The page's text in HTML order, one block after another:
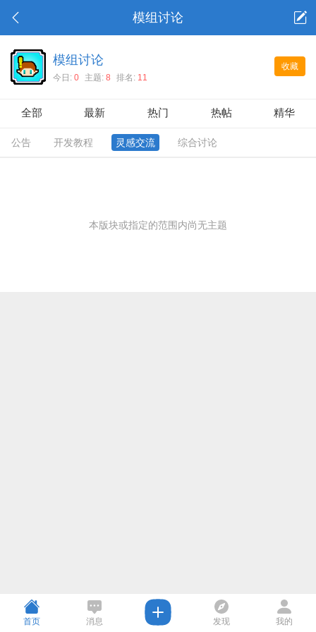
模组讨论
收藏
模组讨论
今日: 0 主题: 8 排名: 11
全部 最新 热门 热帖 精华
公告 开发教程 灵感交流 综合讨论
本版块或指定的范围内尚无主题
首页 消息 发现 我的